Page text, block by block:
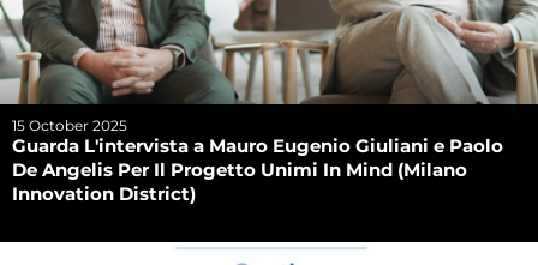
15 October 2025
Guarda L'intervista a Mauro Eugenio Giuliani e Paolo
De Angelis Per Il Progetto Unimi In Mind (Milano
Innovation District)